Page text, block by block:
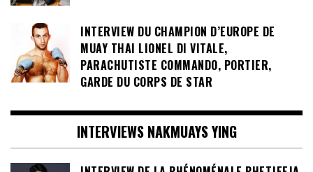
INTERVIEW DU CHAMPION D’EUROPE DE
MUAY THAI LIONEL DI VITALE,
PARACHUTISTE COMMANDO, PORTIER,
GARDE DU CORPS DE STAR
INTERVIEWS NAKMUAYS YING